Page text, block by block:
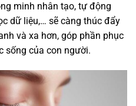
minh nhân tạo, tự động
dữ liệu,… sẽ càng thúc đẩy
và xa hơn, góp phần phục
sống của con người.